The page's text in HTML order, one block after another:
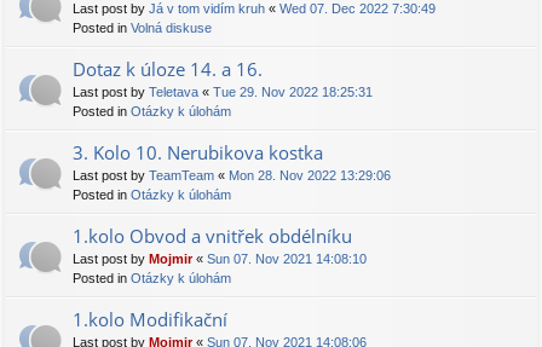
Last post by Já v tom vidím kruh « Wed 07. Dec 2022 7:30:49
Posted in Volná diskuse
Dotaz k úloze 14. a 16.
Last post by Teletava « Tue 29. Nov 2022 18:25:31
Posted in Otázky k úlohám
3. Kolo 10. Nerubikova kostka
Last post by TeamTeam « Mon 28. Nov 2022 13:29:06
Posted in Otázky k úlohám
1.kolo Obvod a vnitřek obdélníku
Last post by Mojmir« Sun 07. Nov 2021 14:08:10
Posted in Otázky k úlohám
1.kolo Modifikační
Last post by Mojmir« Sun 07. Nov 2021 14:08:06